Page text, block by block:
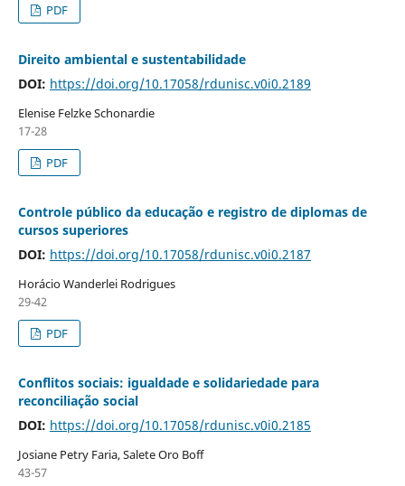
PDF
Direito ambiental e sustentabilidade
DOI: https://doi.org/10.17058/rdunisc.v0i0.2189
Elenise Felzke Schonardie
17-28
PDF
Controle público da educação e registro de diplomas de
cursos superiores
DOI: https://doi.org/10.17058/rdunisc.v0i0.2187
Horácio Wanderlei Rodrigues
29-42
PDF
Conflitos sociais: igualdade e solidariedade para
reconciliação social
DOI: https://doi.org/10.17058/rdunisc.v0i0.2185
Josiane Petry Faria, Salete Oro Boff
43-57